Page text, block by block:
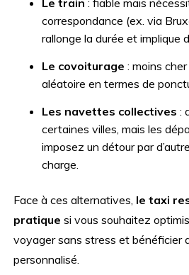
Le train : fiable mais
correspondance (ex. via
rallonge la durée et implique
Le covoiturage : moins
aléatoire en termes de
Les navettes collectives :
certaines villes, mais les
imposez un détour par
charge.
Face à ces alternatives, le taxi
pratique si vous souhaitez
voyager sans stress et bénéficier
personnalisé.